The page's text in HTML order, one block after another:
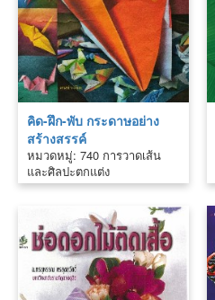
คิด-ฝึก-พับ กระดาษอย่าง
สร้างสรรค์
หมวดหมู่: 740 การวาดเส้น
และศิลปะตกแต่ง